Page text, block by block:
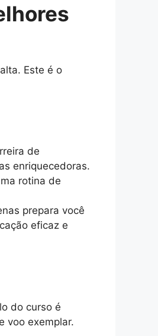
Este é o
de
enriquecedoras.
rotina de
prepara você
eficaz e
do curso é
voo exemplar.